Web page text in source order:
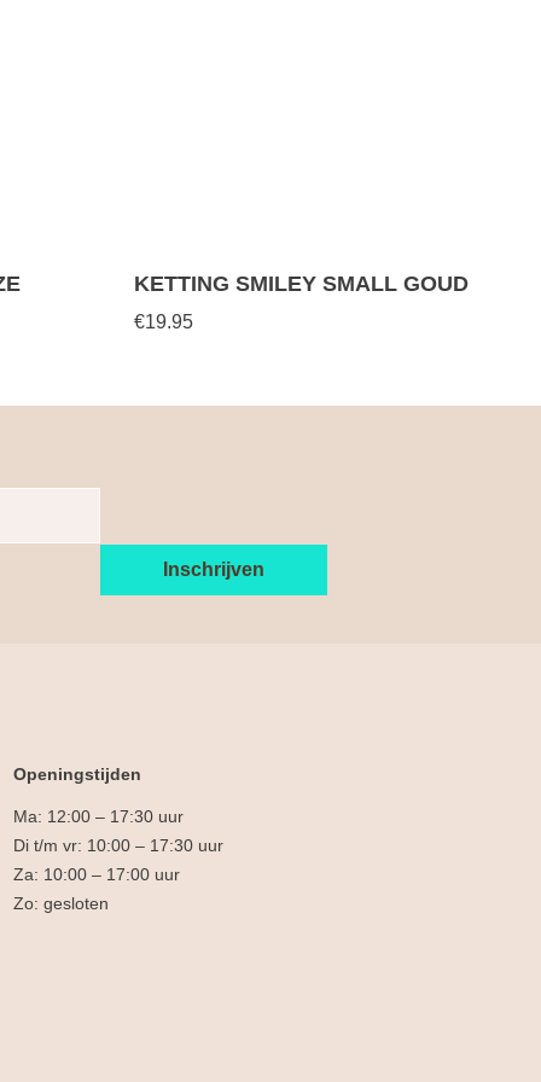
KETTING SMILEY SMALL GOUD
€19.95
Openingstijden
Ma: 12:00 – 17:30 uur
Di t/m vr: 10:00 – 17:30 uur
Za: 10:00 – 17:00 uur
Zo: gesloten